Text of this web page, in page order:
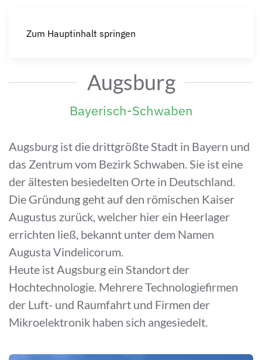
Zum Hauptinhalt springen
Augsburg
Bayerisch-Schwaben
Augsburg ist die drittgrößte Stadt in Bayern und
das Zentrum vom Bezirk Schwaben. Sie ist eine
der ältesten besiedelten Orte in Deutschland.
Die Gründung geht auf den römischen Kaiser
Augustus zurück, welcher hier ein Heerlager
errichten ließ, bekannt unter dem Namen
Augusta Vindelicorum.
Heute ist Augsburg ein Standort der
Hochtechnologie. Mehrere Technologiefirmen
der Luft- und Raumfahrt und Firmen der
Mikroelektronik haben sich angesiedelt.